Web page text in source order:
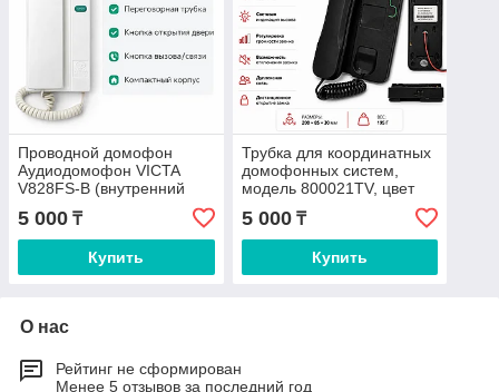
Проводной домофон
Аудиодомофон VICTA
V828FS-B (внутренний
блок, переговорная
трубка)
5 000 ₸
Купить
Трубка для координатных
домофонных систем,
модель 800021TV, цвет
5 000₸
Купить
О нас
Рейтинг не сформирован
Менее 5 отзывов за последний год